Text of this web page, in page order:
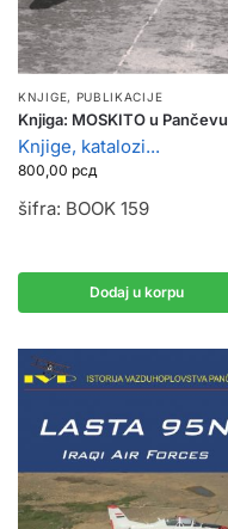
KNJIGE, PUBLIKACIJE
Knjiga: MOSKITO u Pančevu
Knjige, katalozi...
800,00 рсд
šifra: BOOK 159
Dodaj u korpu